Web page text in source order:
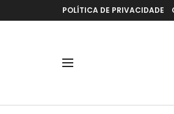
POLÍTICA DE PRIVACIDADE